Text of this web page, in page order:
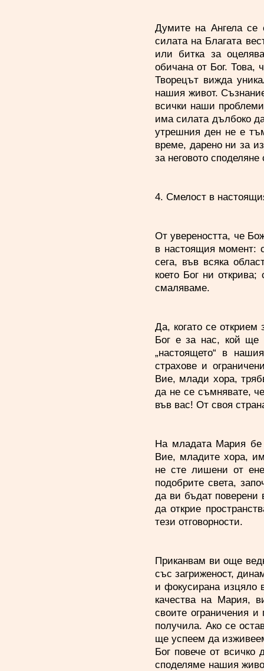
Думите на Ангела се
силата на Благата
или битка за
обичана от Бог. Това,
Творецът вижда
нашия живот.
всички наши
има силата дълбоко
утрешния ден не е
време, дарено ни за
за неговото
4. Смелост в
От увереността, че
в настоящия момент:
сега, във всяка
което Бог ни
смаляваме.
Да, когато се открием
Бог е за нас, кой ще
„настоящето“ в
страхове и
Вие, млади хора,
да не се съмнявате,
във вас! От своя
На младата Мария бе
Вие, младите хора,
не сте лишени от
подобрите света,
да ви бъдат поверени
да открие
тези отговорности.
Приканвам ви още
със загриженост,
и фокусирана изцяло
качества на Мария,
своите ограничения
получила. Ако се
ще успеем да
Бог повече от всичко
споделяме нашия